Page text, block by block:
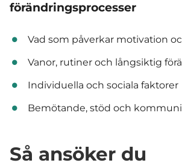
förändringsprocesser
Vad som påverkar motivation
Vanor, rutiner och långsiktig
Individuella och sociala faktorer
Bemötande, stöd och
Så ansöker du